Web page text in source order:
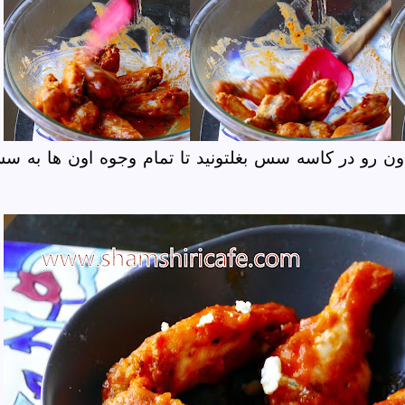
رو در کاسه سس بغلتونید تا تمام وجوه اون ها به